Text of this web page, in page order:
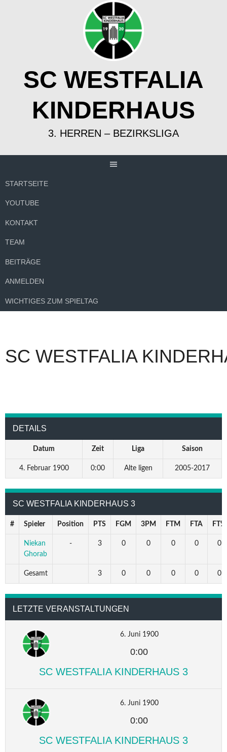
SC WESTFALIA
KINDERHAUS
3. HERREN – BEZIRKSLIGA
STARTSEITE
YOUTUBE
KONTAKT
TEAM
BEITRÄGE
ANMELDEN
WICHTIGES ZUM SPIELTAG
SC WESTFALIA
DETAILS
Datum Zeit Liga Saison
4. Februar 1900 0:00 Alte ligen 2005-2017
SC WESTFALIA KINDERHAUS 3
# Spieler Position PTS FGM 3PM FTM FTA FT%
Niekan
Ghorab
- 3 0 0 0 0 0
Gesamt 3 0 0 0 0 0
LETZTE VERANSTALTUNGEN
6. Juni 1900
0:00
SC WESTFALIA KINDERHAUS 3
6. Juni 1900
0:00
SC WESTFALIA KINDERHAUS 3